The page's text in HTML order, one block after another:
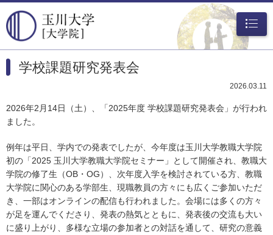
メニュ
ー
学校課題研究発表会
2026.03.11
2026年2月14日（土）、「2025年度 学校課題研究発表会」が行われ
ました。
例年は平日、学内での発表でしたが、今年度は玉川大学教職大学院
初の「2025 玉川大学教職大学院セミナー」として開催され、教職大
学院の修了生（OB・OG）、次年度入学を検討されている方、教職
大学院に関心のある学部生、現職教員の方々にも広くご参加いただ
き、一部はオンラインの配信も行われました。会場には多くの方々
が足を運んでくださり、発表の熱気とともに、発表後の交流も大い
に盛り上がり、多様な立場の参加者との対話を通して、研究の意義